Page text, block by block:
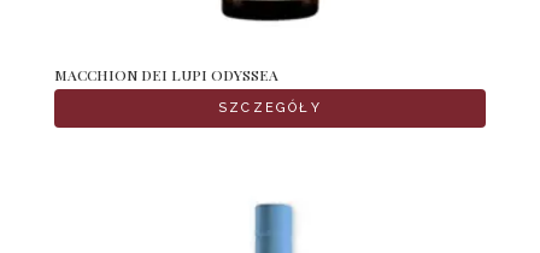
MACCHION DEI LUPI ODYSSEA
SZCZEGÓŁY